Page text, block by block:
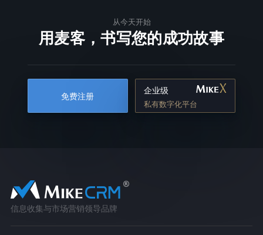
从今天开始
用麦客，书写您的成功故事
免费注册
企业级
私有数字化平台
信息收集与市场营销领导品牌